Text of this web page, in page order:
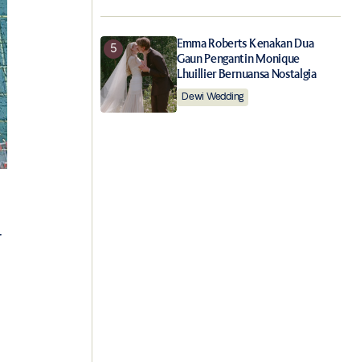
Emma Roberts Kenakan Dua
Gaun Pengantin Monique
Lhuillier Bernuansa Nostalgia
Dewi Wedding